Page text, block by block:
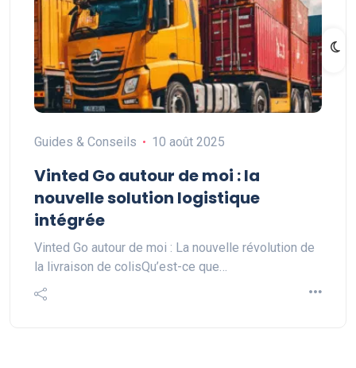
Guides & Conseils 10 août 2025
Vinted Go autour de moi : la
nouvelle solution logistique
intégrée
Vinted Go autour de moi : La nouvelle révolution de
la livraison de colisQu’est-ce que…